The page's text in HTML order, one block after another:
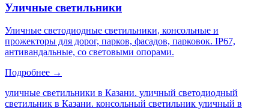
Уличные светильники
Уличные светодиодные светильники, консольные и
прожекторы для дорог, парков, фасадов, парковок. IP67,
антивандальные, со световыми опорами.
Подробнее →
уличные светильники в Казани. уличный светодиодный
светильник в Казани. консольный светильник уличный в